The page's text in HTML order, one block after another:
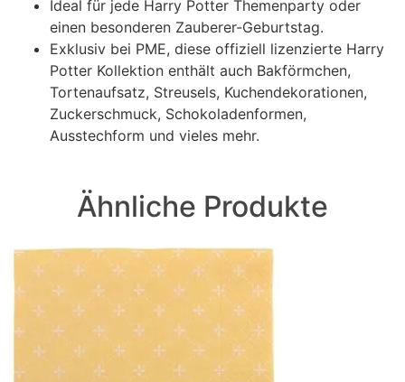
Ideal für jede Harry Potter Themenparty oder
einen besonderen Zauberer-Geburtstag.
Exklusiv bei PME, diese offiziell lizenzierte Harry
Potter Kollektion enthält auch Bakförmchen,
Tortenaufsatz, Streusels, Kuchendekorationen,
Zuckerschmuck, Schokoladenformen,
Ausstechform und vieles mehr.
Ähnliche Produkte